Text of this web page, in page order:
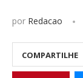
por Redacao
COMPARTILHE